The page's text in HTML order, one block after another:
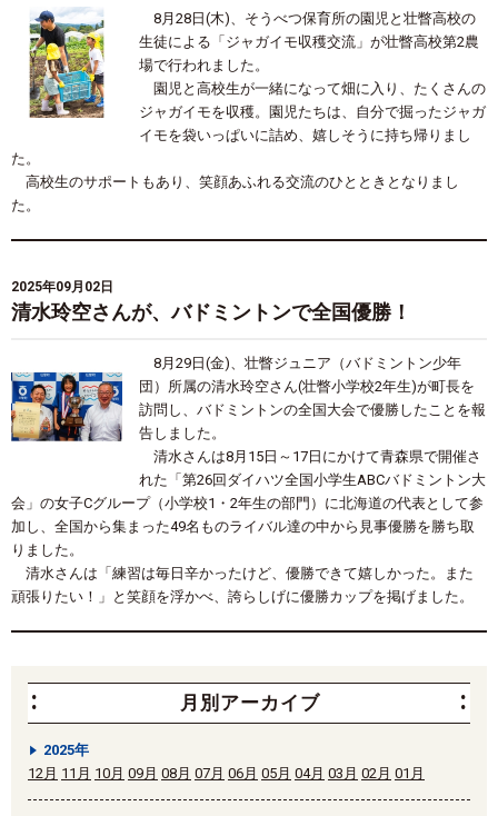
8月28日(木)、そうべつ保育所の園児と壮瞥高校の
生徒による「ジャガイモ収穫交流」が壮瞥高校第2農
場で行われました。
園児と高校生が一緒になって畑に入り、たくさんの
ジャガイモを収穫。園児たちは、自分で掘ったジャガ
イモを袋いっぱいに詰め、嬉しそうに持ち帰りまし
た。
高校生のサポートもあり、笑顔あふれる交流のひとときとなりまし
た。
2025年09月02日
清水玲空さんが、バドミントンで全国優勝！
8月 29 日 (金)、壮瞥ジュニア（バドミントン少年
団）所属の清水玲空さん(壮瞥小学校2年生)が町長を
訪問し、バドミントンの全国大会で優勝したことを報
告しました。
清水さんは8月 15 日～ 17 日にかけて青森県で開催さ
れた「第26回ダイハツ全国小学生ABCバドミントン大
会」の女子Cグループ（小学校1 ・ 2年生の部門）に北海道の代表として参
加し、全国から集まった49名ものライバル達の中から見事優勝を勝ち取
りました。
清水さんは「練習は毎日辛かったけど、優勝できて嬉しかった。また
頑張りたい！」と笑顔を浮かべ、誇らしげに優勝カップを掲げました。
月別アーカイブ
2025年
12月 11月 10月 09月 08月 07月 06月 05月 04月 03月 02月 01月